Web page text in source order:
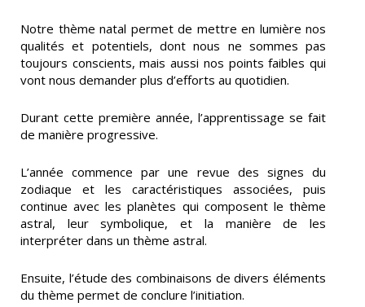
Notre thème natal permet de mettre en lumière nos
qualités et potentiels, dont nous ne sommes pas
toujours conscients, mais aussi nos points faibles qui
vont nous demander plus d’efforts au quotidien.
Durant cette première année, l’apprentissage se fait
de manière progressive.
L’année commence par une revue des signes du
zodiaque et les caractéristiques associées, puis
continue avec les planètes qui composent le thème
astral, leur symbolique, et la manière de les
interpréter dans un thème astral.
Ensuite, l’étude des combinaisons de divers éléments
du thème permet de conclure l’initiation.